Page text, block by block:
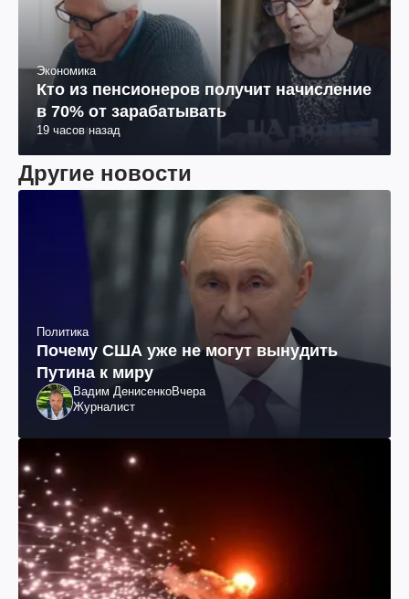
Экономика
Кто из пенсионеров получит начисление
в 70% от зарабатывать
19 часов назад
Другие новости
Политика
Почему США уже не могут вынудить
Путина к миру
Вадим ДенисенкоВчера
Журналист